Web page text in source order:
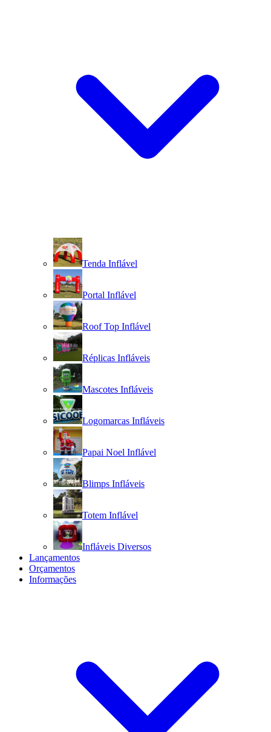
Tenda Inflável
Portal Inflável
Roof Top Inflável
Réplicas Infláveis
Mascotes Infláveis
Logomarcas Infláveis
Papai Noel Inflável
Blimps Infláveis
Totem Inflável
Infláveis Diversos
Lançamentos
Orçamentos
Informações